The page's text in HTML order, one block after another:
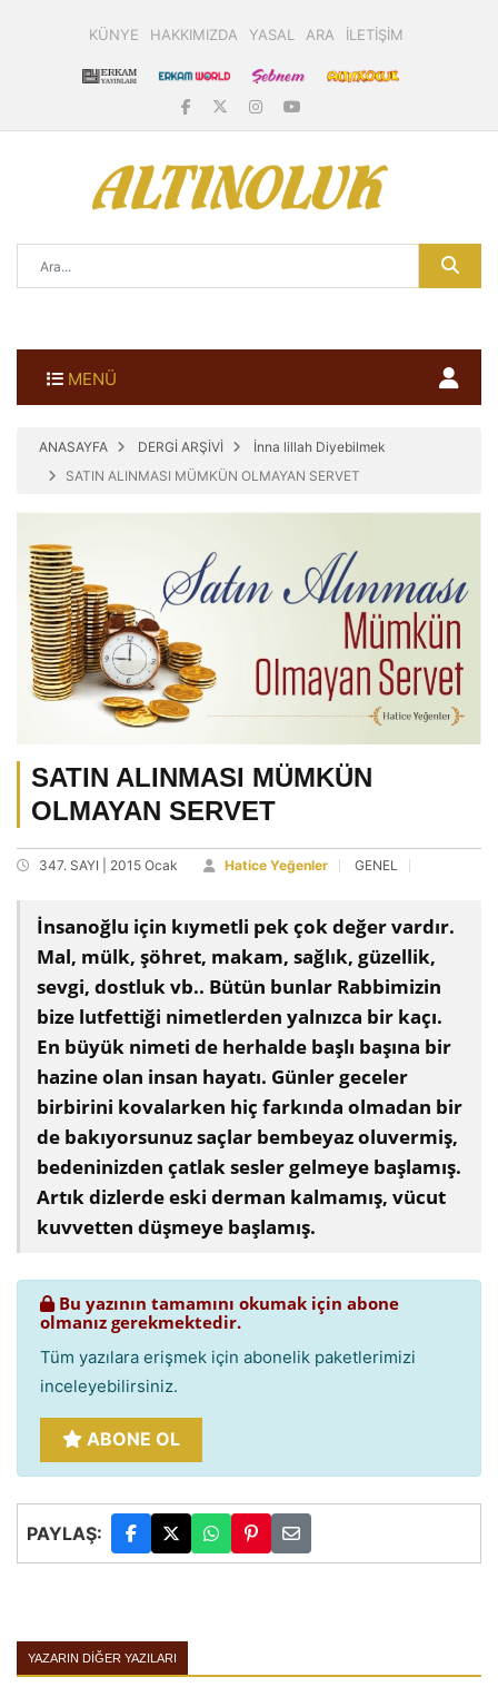
KÜNYE HAKKIMIZDA YASAL ARA İLETİŞİM
MENÜ
ANASAYFA DERGİ ARŞİVİ
İnna lillah Diyebilmek
SATIN ALINMASI MÜMKÜN OLMAYAN SERVET
SATIN ALINMASI MÜMKÜN
OLMAYAN SERVET
347. SAYI | 2015 Ocak Hatice Yeğenler GENEL
İnsanoğlu için kıymetli pek çok değer vardır.
Mal, mülk, şöhret, makam, sağlık, güzellik,
sevgi, dostluk vb.. Bütün bunlar Rabbimizin
bize lutfettiği nimetlerden yalnızca bir kaçı.
En büyük nimeti de herhalde başlı başına bir
hazine olan insan hayatı. Günler geceler
birbirini kovalarken hiç farkında olmadan bir
de bakıyorsunuz saçlar bembeyaz oluvermiş,
bedeninizden çatlak sesler gelmeye başlamış.
Artık dizlerde eski derman kalmamış, vücut
kuvvetten düşmeye başlamış.
Bu yazının tamamını okumak için abone
olmanız gerekmektedir.
Tüm yazılara erişmek için abonelik paketlerimizi
inceleyebilirsiniz.
ABONE OL
PAYLAŞ:
YAZARIN DIĞER YAZILARI